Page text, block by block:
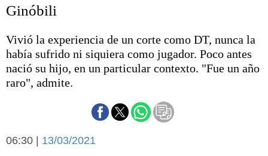
Básquetbol
Fútbol
Cines
Economía y campo
Ginóbili
Vivió la experiencia de un corte como DT, nunca la
había sufrido ni siquiera como jugador. Poco antes
nació su hijo, en un particular contexto. "Fue un año
raro", admite.
06:30 | 13/03/2021